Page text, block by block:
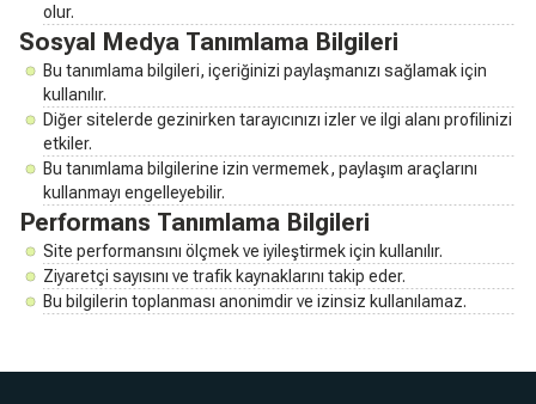
olur.
Sosyal Medya Tanımlama Bilgileri
Bu tanımlama bilgileri, içeriğinizi paylaşmanızı sağlamak için
kullanılır.
Diğer sitelerde gezinirken tarayıcınızı izler ve ilgi alanı profilinizi
etkiler.
Bu tanımlama bilgilerine izin vermemek, paylaşım araçlarını
kullanmayı engelleyebilir.
Performans Tanımlama Bilgileri
Site performansını ölçmek ve iyileştirmek için kullanılır.
Ziyaretçi sayısını ve trafik kaynaklarını takip eder.
Bu bilgilerin toplanması anonimdir ve izinsiz kullanılamaz.